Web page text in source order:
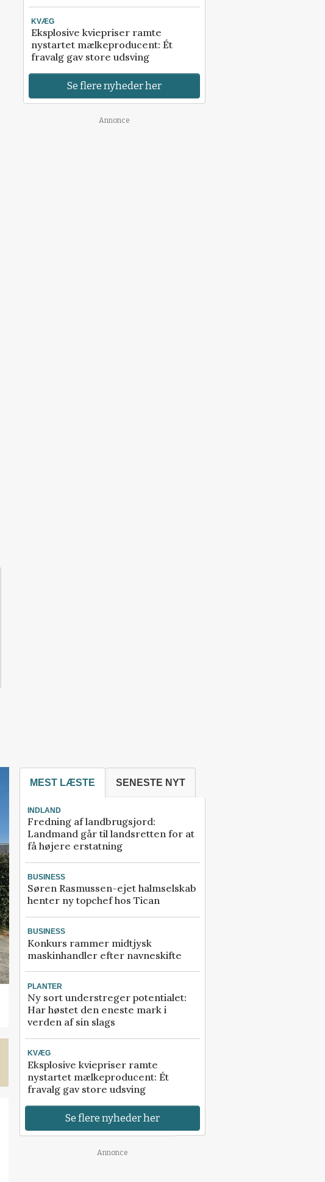
KVÆG
Eksplosive kviepriser ramte
nystartet mælkeproducent: Ét
fravalg gav store udsving
Se flere nyheder her
Annonce
MEST LÆSTE SENESTE NYT
INDLAND
Fredning af landbrugsjord:
Landmand går til landsretten for at
få højere erstatning
BUSINESS
Søren Rasmussen-ejet halmselskab
henter ny topchef hos Tican
BUSINESS
Konkurs rammer midtjysk
maskinhandler efter navneskifte
PLANTER
Ny sort understreger potentialet:
Har høstet den eneste mark i
verden af sin slags
KVÆG
Eksplosive kviepriser ramte
nystartet mælkeproducent: Ét
fravalg gav store udsving
Se flere nyheder her
Annonce